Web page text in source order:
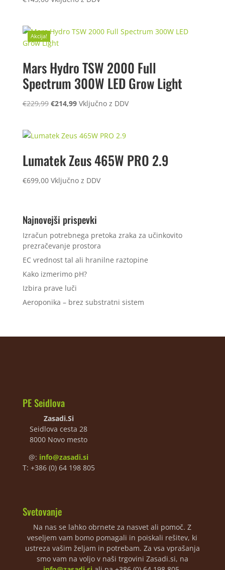
Akcija!
Mars Hydro TSW 2000 Full
Spectrum 300W LED Grow Light
€229,99 Izvirna
bila:
€214,99Trenutna
€214,99.
Vključno z DDV
Lumatek Zeus 465W PRO 2.9
€699,00 Vključno z DDV
Najnovejši prispevki
Izračun potrebnega pretoka zraka za učinkovito
prezračevanje prostora
EC vrednost tal ali hranilne raztopine
Kako izmerimo pH?
Izbira prave luči
Aeroponika – brez substratni sistem
PE Seidlova
Zasadi.Si
Seidlova cesta 28
8000 Novo mesto
@: info@zasadi.si
T: +386 (0) 64 198 805
Svetovanje
Na nas se lahko obrnete za nasvet ali pomoč. Z
veseljem vam bomo pomagali in poiskali rešitev, ki
ustreza vašim željam in potrebam. Za vsa vprašanja
smo vam na voljo v naši trgovini Zasadi.si, na